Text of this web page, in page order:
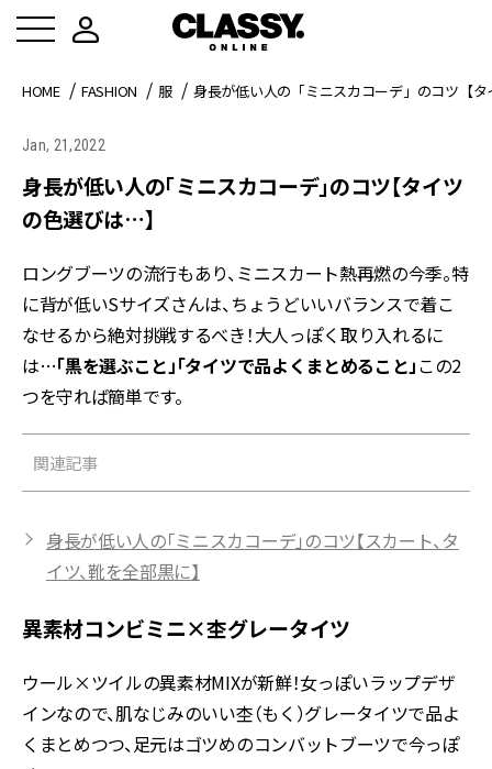
HOME FASHION 服 身長が低い人の「ミニスカコーデ」のコツ【
Jan, 21,2022
身長が低い人の「ミニスカコーデ」のコツ【タイツ
の色選びは…】
ロングブーツの流行もあり、ミニスカート熱再燃の今季。特
に背が低いSサイズさんは、ちょうどいいバランスで着こ
なせるから絶対挑戦するべき！大人っぽく取り入れるに
は…「黒を選ぶこと」「タイツで品よくまとめること」この2
つを守れば簡単です。
関連記事
身長が低い人の「ミニスカコーデ」のコツ【スカート、タ
イツ、靴を全部黒に】
異素材コンビミニ×杢グレータイツ
ウール×ツイルの異素材MIXが新鮮！女っぽいラップデザ
インなので、肌なじみのいい杢（もく）グレータイツで品よ
くまとめつつ、足元はゴツめのコンバットブーツで今っぽ